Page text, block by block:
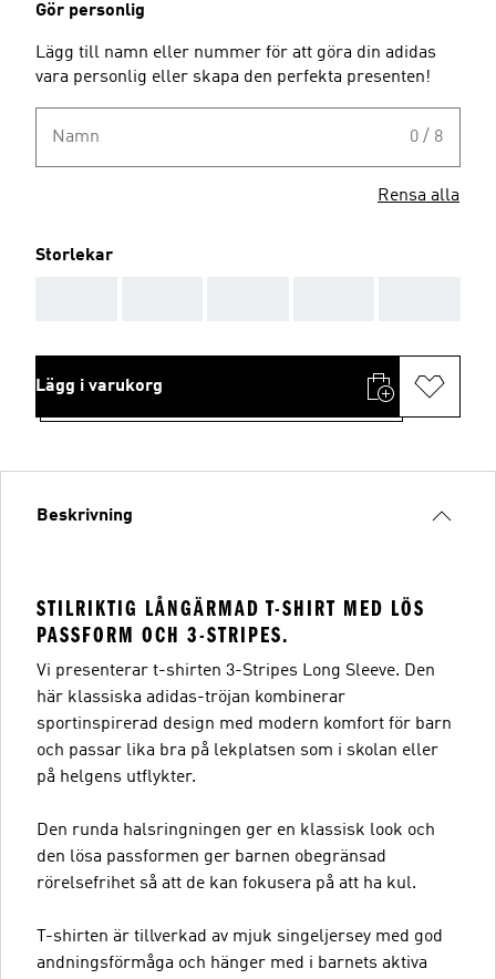
Gör personlig
Lägg till namn eller nummer för att göra din adidas
vara personlig eller skapa den perfekta presenten!
Namn 0 / 8
Rensa alla
Storlekar
Lägg i varukorg
Beskrivning
STILRIKTIG LÅNGÄRMAD T-SHIRT MED LÖS
PASSFORM OCH 3-STRIPES.
Vi presenterar t-shirten 3-Stripes Long Sleeve. Den
här klassiska adidas-tröjan kombinerar
sportinspirerad design med modern komfort för barn
och passar lika bra på lekplatsen som i skolan eller
på helgens utflykter.
Den runda halsringningen ger en klassisk look och
den lösa passformen ger barnen obegränsad
rörelsefrihet så att de kan fokusera på att ha kul.
T-shirten är tillverkad av mjuk singeljersey med god
andningsförmåga och hänger med i barnets aktiva